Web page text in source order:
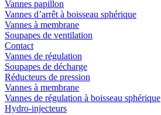
Vannes papillon
Vannes d’arrêt à boisseau sphérique
Vannes à membrane
Soupapes de ventilation
Contact
Vannes de régulation
Soupapes de décharge
Réducteurs de pression
Vannes à membrane
Vannes de régulation à boisseau sphérique
Hydro-injecteurs